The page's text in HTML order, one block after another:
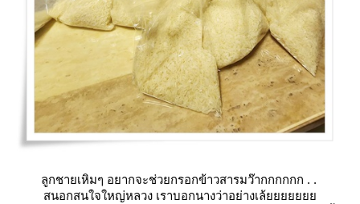
ลูกชายเหิมๆ อยากจะช่วยกรอกข้าวสารมว๊ากกกกกก . .
สนอกสนใจใหญ่หลวง เราบอกนางว่าอย่างเล้